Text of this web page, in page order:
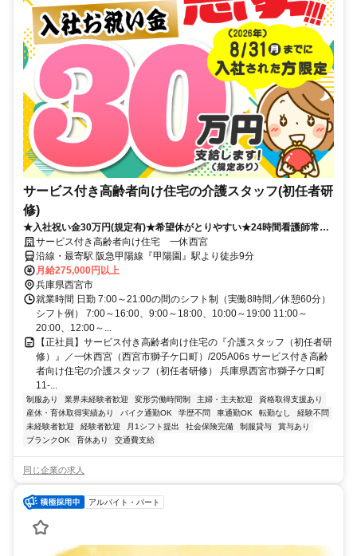
サービス付き高齢者向け住宅の介護スタッフ(初任者研
修)
★入社祝い金30万円(規定有)★希望休がとりやすい★24時間看護師常駐
の安心環境★マイカー通勤可能(駐車場無料)
サービス付き高齢者向け住宅 一休西宮
沿線・最寄駅 阪急甲陽線『甲陽園』駅より徒歩9分
月給275,000円以上
兵庫県西宮市
就業時間 日勤 7:00～21:00の間のシフト制（実働8時間／休憩60分）
シフト例） 7:00～16:00、9:00～18:00、10:00～19:00 11:00～
20:00、12:00～...
【正社員】サービス付き高齢者向け住宅の『介護スタッフ（初任者研
修）』／一休西宮（西宮市獅子ケ口町）/205A06s サービス付き高齢
者向け住宅の介護スタッフ（初任者研修） 兵庫県西宮市獅子ケ口町
11-...
制服あり 業界未経験者歓迎 変形労働時間制 主婦・主夫歓迎
資格取得支援あり
産休・育休取得実績あり
バイク通勤OK 学歴不問 車通勤OK 転勤なし
経験不問
未経験者歓迎
経験者歓迎 月1シフト提出 社会保険完備 制服貸与
賞与あり
ブランクOK
育休あり 交通費支給
同じ企業の求人
アルバイト・パート